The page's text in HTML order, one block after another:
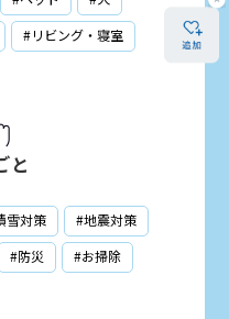
#リビング・寝室
と
雪対策
#地震対策
#防災
#お掃除